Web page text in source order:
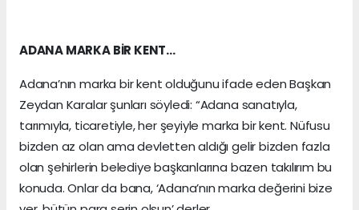
ADANA MARKA BİR KENT…
Adana’nın marka bir kent olduğunu ifade eden Başkan
Zeydan Karalar şunları söyledi: “Adana sanatıyla,
tarımıyla, ticaretiyle, her şeyiyle marka bir kent. Nüfusu
bizden az olan ama devletten aldığı gelir bizden fazla
olan şehirlerin belediye başkanlarına bazen takılırım bu
konuda. Onlar da bana, ‘Adana’nın marka değerini bize